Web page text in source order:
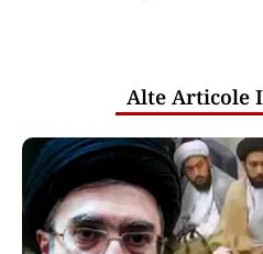
Alte Articole